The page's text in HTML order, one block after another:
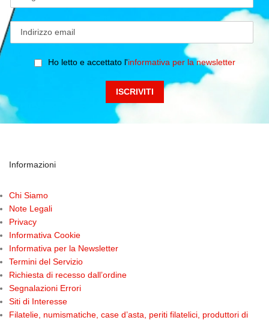
Ho letto e accettato l'informativa per la newsletter
Informazioni
Chi Siamo
Note Legali
Privacy
Informativa Cookie
Informativa per la Newsletter
Termini del Servizio
Richiesta di recesso dall’ordine
Segnalazioni Errori
Siti di Interesse
Filatelie, numismatiche, case d’asta, periti filatelici, produttori di